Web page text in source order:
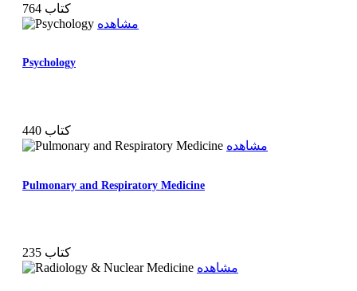
764 کتاب
مشاهده
Psychology
440 کتاب
مشاهده
Pulmonary and Respiratory Medicine
235 کتاب
مشاهده